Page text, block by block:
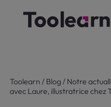
Toolearn / Blog / Notre
avec Laure, illustratrice chez